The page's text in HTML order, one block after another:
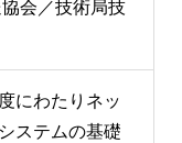
会／技術局技
にわたりネッ
ステムの基礎